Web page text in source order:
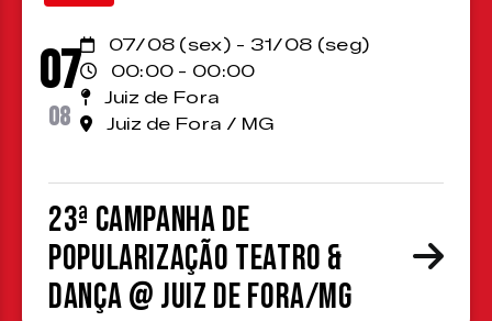
07
08
07/08 (sex) - 31/08 (seg)
00:00 - 00:00
Juiz de Fora
Juiz de Fora / MG
23ª Campanha de
Popularização Teatro &
Dança @ Juiz de Fora/MG